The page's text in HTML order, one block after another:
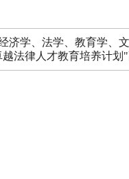
学、法学、教育学、
法律人才教育培养计